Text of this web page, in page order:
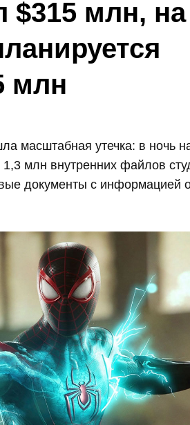
$315 млн, на
млн
масштабная утечка: в ночь
1,3 млн внутренних файлов
документы с информацией